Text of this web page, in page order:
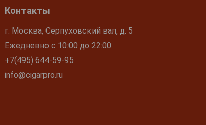
Контакты
г. Москва, Серпуховский вал, д. 5
Ежедневно с 10:00 до 22:00
+7(495) 644-59-95
info@cigarpro.ru